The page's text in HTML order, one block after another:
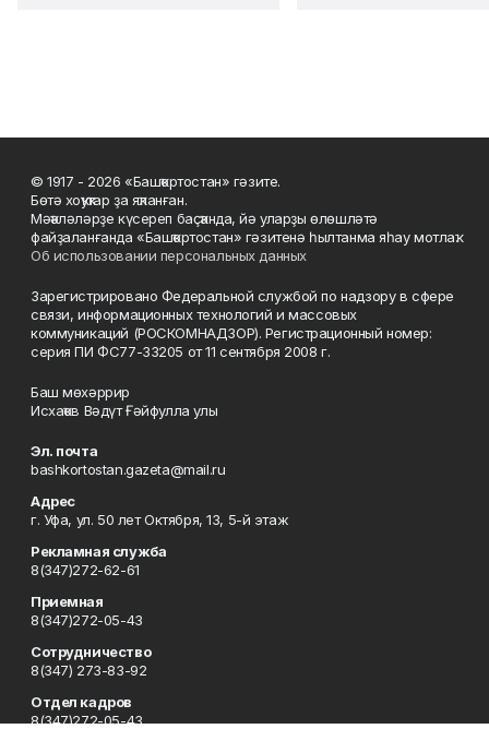
© 1917 - 2026 «Башҡортостан» гәзите.
Бөтә хоҡуҡтар ҙа яҡланған.
Мәҡәләләрҙе күсереп баҫҡанда, йә уларҙы өлөшләтә
файҙаланғанда «Башҡортостан» гәзитенә һылтанма яһау мотлаҡ.
Об использовании персональных данных
Зарегистрировано Федеральной службой по надзору в сфере
связи, информационных технологий и массовых
коммуникаций (РОСКОМНАДЗОР). Регистрационный номер:
серия ПИ ФС77-33205 от 11 сентября 2008 г.
Баш мөхәррир
Исхаҡов Вәдүт Ғәйфулла улы
Эл. почта
bashkortostan.gazeta@mail.ru
Адрес
г. Уфа, ул. 50 лет Октября, 13, 5-й этаж
Рекламная служба
8(347)272-62-61
Приемная
8(347)272-05-43
Сотрудничество
8(347) 273-83-92
Отдел кадров
8(347)272-05-43